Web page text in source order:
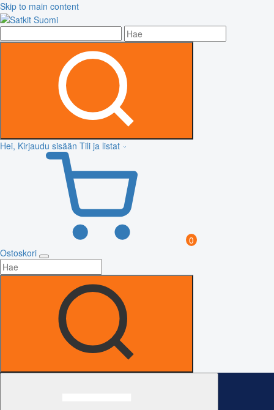
Skip to main content
Hei, Kirjaudu sisään Tili ja listat
0
Ostoskori